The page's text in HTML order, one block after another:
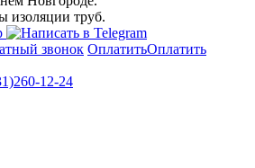
изоляции труб.
звонок ОплатитьОплатить
12-24